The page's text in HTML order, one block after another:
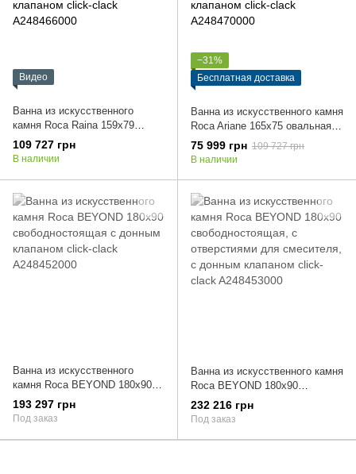
Видео
Ванна из искусственного
камня Roca Raina 159х79
овальная, свободностоящая, с
донным клапаном click-clack
109 727 грн
В наличии
−31%
Бесплатная доставка
Ванна из искусственного камня
Roca Ariane 165х75 овальная,
свободностоящая, с донным
клапаном click-clack
75 999 грн 109 727 грн
В наличии
Ванна из искусственного
камня Roca BEYOND 180x90
свободностоящая с донным
клапаном click-clack
193 297 грн
Под заказ
Ванна из искусственного камня
Roca BEYOND 180x90
свободностоящая, с
отверстиями для смесителя, с
A248453000
232 216 грн
Под заказ